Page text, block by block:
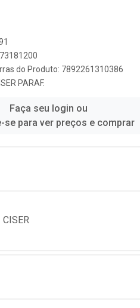
do Produto: 7892261310386
PARAF.
Faça seu login ou
se para ver preços e comprar